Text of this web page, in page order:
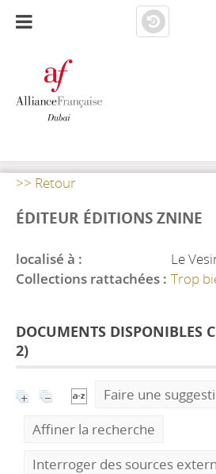
>> Retour
ÉDITEUR ÉDITIONS ZNINE
localisé à :
Le
Collections rattachées : Trop
DOCUMENTS DISPONIBLES
2)
Faire une
Affiner la recherche
Interroger des sources